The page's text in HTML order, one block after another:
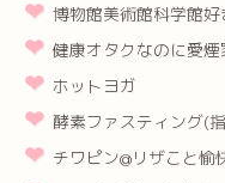
博物館美術館科学館好
健康オタクなのに愛煙
ホットヨガ
酵素ファスティング(
チワピン@リザこと愉